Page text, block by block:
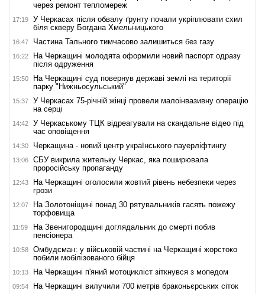
через ремонт тепломереж
17:19
У Черкасах після обвалу ґрунту почали укріплювати схил
біля скверу Богдана Хмельницького
16:47 Частина Тального тимчасово залишиться без газу
16:22
На Черкащині молодята оформили новий паспорт одразу
після одруження
15:50
На Черкащині суд повернув державі землі на території
парку "Нижньосульський"
15:37
У Черкасах 75-річній жінці провели малоінвазивну операцію
на серці
14:42
У Черкаському ТЦК відреагували на скандальне відео під
час оповіщення
14:30 Черкащина - новий центр українського пауерліфтингу
13:06
СБУ викрила жительку Черкас, яка поширювала
проросійську пропаганду
12:43
На Черкащині оголосили жовтий рівень небезпеки через
грози
12:07
На Золотоніщині понад 30 рятувальників гасять пожежу
торфовища
11:59
На Звенигородщині доглядальник до смерті побив
пенсіонера
10:58
Омбудсман: у військовій частині на Черкащині жорстоко
побили мобілізованого бійця
10:13 На Черкащині п'яний мотоцикліст зіткнувся з мопедом
09:54 На Черкащині вилучили 700 метрів браконьєрських сіток